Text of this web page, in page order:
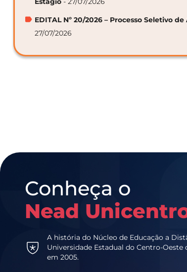
EDITAL Nº 20/2026 – Processo Seletivo de
27/07/2026
Conheça o
Nead
A história do Núcleo de Educação a
Universidade Estadual do Centro-Oeste
em 2005.